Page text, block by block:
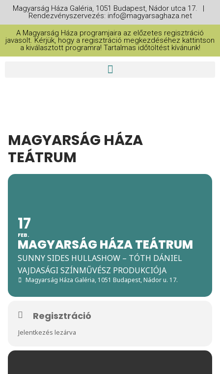
Magyarság Háza Galéria, 1051 Budapest, Nádor utca 17. |
Rendezvényszervezés: info@magyarsaghaza.net
A Magyarság Háza programjaira az előzetes regisztráció
javasolt. Kérjük, hogy a regisztráció megkezdéséhez kattintson
a kiválasztott programra! Tartalmas időtöltést kívánunk!
MAGYARSÁG HÁZA
TEÁTRUM
17
FEB.
MAGYARSÁG HÁZA TEÁTRUM
SUNNY SIDES HULLASHOW – TÓTH DÁNIEL
VAJDASÁGI SZÍNMŰVÉSZ PRODUKCIÓJA
Magyarság Háza Galéria, 1051 Budapest, Nádor u. 17.
Regisztráció
Jelentkezés lezárva